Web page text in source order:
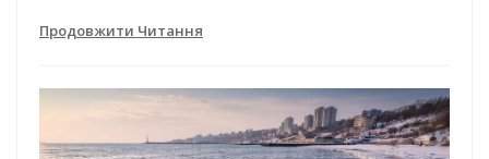
Продовжити Читання